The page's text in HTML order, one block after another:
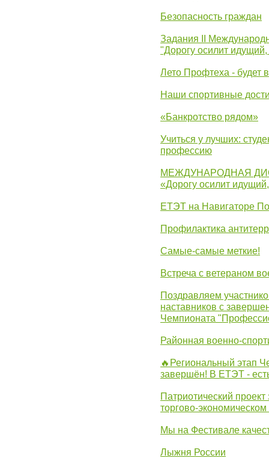
Безопасность граждан
Задания II
"Дорогу осилит
Лето Профтеха - будет
Наши спортивные
«Банкротство рядом»
Учиться у лучших:
профессию
МЕЖДУНАРОДНАЯ
«Дорогу осилит
ЕТЭТ на Навигаторе
Профилактика
Самые-самые меткие!
Встреча с ветераном
Поздравляем
наставников с
Чемпионата
Районная военно-
🔥Региональный этап
завершён! В ЕТЭТ -
Патриотический
торгово-
Мы на Фестивале
Лыжня России